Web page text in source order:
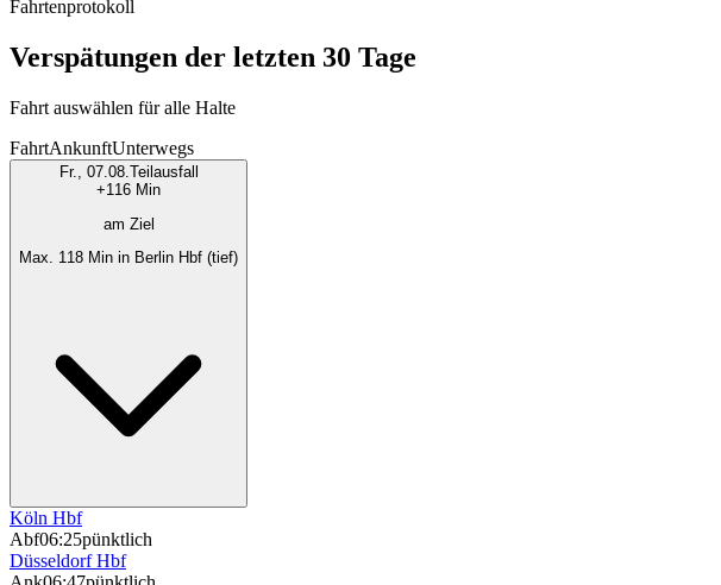
Fahrtenprotokoll
Verspätungen der letzten 30 Tage
Fahrt auswählen für alle Halte
FahrtAnkunftUnterwegs
Fr., 07.08.Teilausfall
+116 Min
am Ziel
Max. 118 Min in Berlin Hbf (tief)
Köln Hbf
Abf06:25pünktlich
Düsseldorf Hbf